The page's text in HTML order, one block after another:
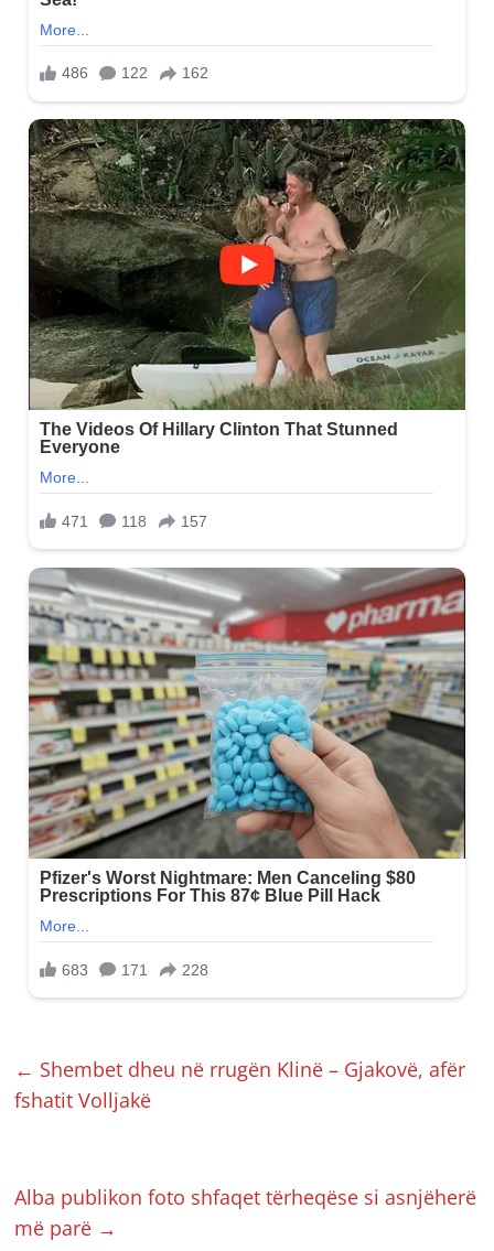
← Shembet dheu në rrugën Klinë – Gjakovë, afër
fshatit Volljakë
Alba publikon foto shfaqet tërheqëse si asnjëherë
më parë →